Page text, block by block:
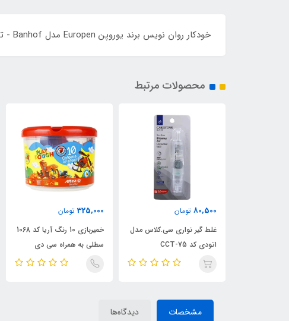
خودکار روان نویس برند یوروپن Europen مدل Banhof - تکی بدنه نیمه مشکی دودی
محصولات مرتبط
80,500 تومان
غلط گیر نواری سی.کلاس مدل
اتودی کد CCT-75
325,000 تومان
خمیربازی 10 رنگ آریا کد 1068
سطلی به همراه سی دی
آموزشی
مشخصات دیدگاه‌ها